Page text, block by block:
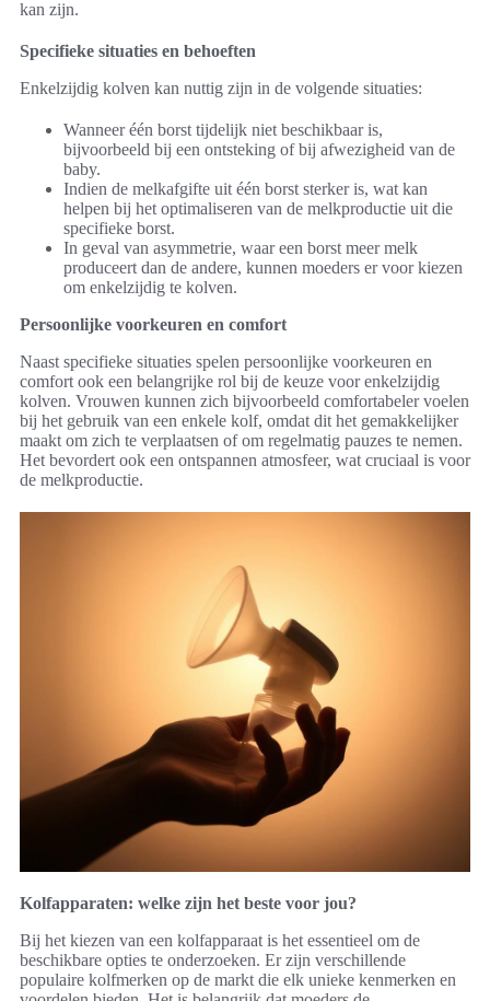
kan zijn.
Specifieke situaties en behoeften
Enkelzijdig kolven kan nuttig zijn in de volgende situaties:
Wanneer één borst tijdelijk niet beschikbaar is,
bijvoorbeeld bij een ontsteking of bij afwezigheid van de
baby.
Indien de melkafgifte uit één borst sterker is, wat kan
helpen bij het optimaliseren van de melkproductie uit die
specifieke borst.
In geval van asymmetrie, waar een borst meer melk
produceert dan de andere, kunnen moeders er voor kiezen
om enkelzijdig te kolven.
Persoonlijke voorkeuren en comfort
Naast specifieke situaties spelen persoonlijke voorkeuren en
comfort ook een belangrijke rol bij de keuze voor enkelzijdig
kolven. Vrouwen kunnen zich bijvoorbeeld comfortabeler voelen
bij het gebruik van een enkele kolf, omdat dit het gemakkelijker
maakt om zich te verplaatsen of om regelmatig pauzes te nemen.
Het bevordert ook een ontspannen atmosfeer, wat cruciaal is voor
de melkproductie.
Kolfapparaten: welke zijn het beste voor jou?
Bij het kiezen van een kolfapparaat is het essentieel om de
beschikbare opties te onderzoeken. Er zijn verschillende
populaire kolfmerken op de markt die elk unieke kenmerken en